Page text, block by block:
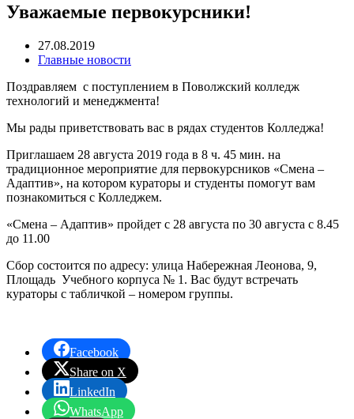
Уважаемые первокурсники!
27.08.2019
Главные новости
Поздравляем с поступлением в Поволжский колледж
технологий и менеджмента!
Мы рады приветствовать вас в рядах студентов Колледжа!
Приглашаем 28 августа 2019 года в 8 ч. 45 мин. на
традиционное мероприятие для первокурсников «Смена –
Адаптив», на котором кураторы и студенты помогут вам
познакомиться с Колледжем.
«Смена – Адаптив» пройдет с 28 августа по 30 августа с 8.45
до 11.00
Сбор состоится по адресу: улица Набережная Леонова, 9,
Площадь Учебного корпуса № 1. Вас будут встречать
кураторы с табличкой – номером группы.
Facebook
Share on X
LinkedIn
WhatsApp